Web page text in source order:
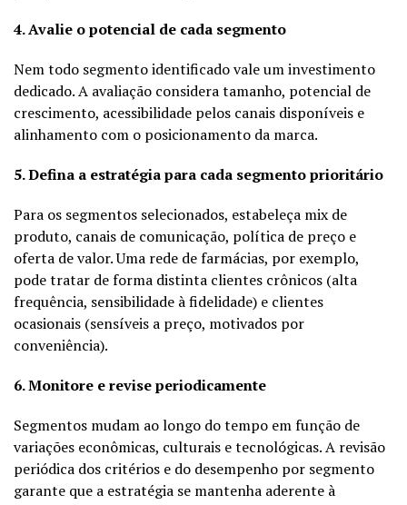
4. Avalie o potencial de cada segmento
Nem todo segmento identificado vale um investimento
dedicado. A avaliação considera tamanho, potencial de
crescimento, acessibilidade pelos canais disponíveis e
alinhamento com o posicionamento da marca.
5. Defina a estratégia para cada segmento prioritário
Para os segmentos selecionados, estabeleça mix de
produto, canais de comunicação, política de preço e
oferta de valor. Uma rede de farmácias, por exemplo,
pode tratar de forma distinta clientes crônicos (alta
frequência, sensibilidade à fidelidade) e clientes
ocasionais (sensíveis a preço, motivados por
conveniência).
6. Monitore e revise periodicamente
Segmentos mudam ao longo do tempo em função de
variações econômicas, culturais e tecnológicas. A revisão
periódica dos critérios e do desempenho por segmento
garante que a estratégia se mantenha aderente à